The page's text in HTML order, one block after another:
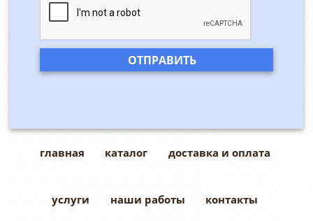
главная каталог доставка и оплата
услуги наши работы контакты